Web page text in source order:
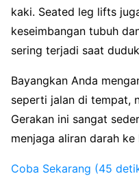
kaki. Seated leg lifts
keseimbangan tubuh
sering terjadi saat
Bayangkan Anda
seperti jalan di tempat,
Gerakan ini sangat
menjaga aliran darah
Coba Sekarang (45